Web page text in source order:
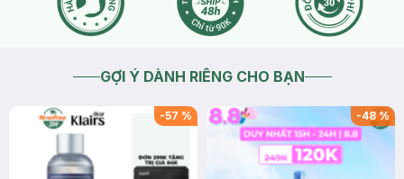
GỢI Ý DÀNH RIÊNG CHO BẠN
-57 % -48%